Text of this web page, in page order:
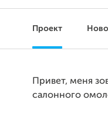
Проект
Привет, меня
салонного